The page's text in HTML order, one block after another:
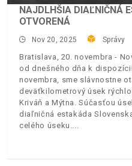
NAJDLHŠIA DIAĽNIČNÁ
OTVORENÁ
Nov 20, 2025 Správy
Bratislava, 20. novembra -
od dnešného dňa k
novembra, sme slávnostne
deväťkilometrový úsek
Kriváň a Mýtna. Súčasťou
diaľničná estakáda
celého úseku.